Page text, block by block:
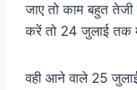
जाए तो काम बहुत
करें तो 24 जुलाई तक
वही आने वाले 25